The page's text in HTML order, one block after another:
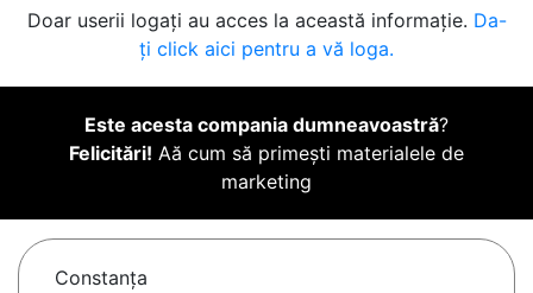
Doar userii logați au acces la această informație. Da-
ți click aici pentru a vă loga.
Este acesta compania dumneavoastră?
Felicitări! Aă cum să primești materialele de
marketing
Constanţa